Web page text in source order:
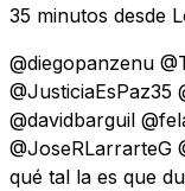
35 minutos desde
@diegopanzenu
@JusticiaEsPaz35
@davidbarguil
@JoseRLarrarteG
qué tal la es que